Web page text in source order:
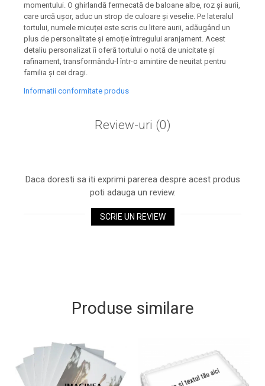
momentului. O ghirlandă fermecată de baloane albe, roz și aurii,
care urcă ușor, aduc un strop de culoare și veselie. Pe lateralul
tortului, numele micuței este scris cu litere aurii, adăugând un
plus de personalitate și emoție întregului aranjament. Acest
detaliu personalizat îi oferă tortului o notă de unicitate și
rafinament, transformându-l într-o amintire de neuitat pentru
familia și cei dragi.
Informatii conformitate produs
Review-uri (0)
Daca doresti sa iti exprimi parerea despre acest produs
poti adauga un review.
SCRIE UN REVIEW
Produse similare